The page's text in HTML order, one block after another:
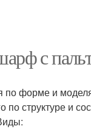
с
по форме и
по структуре и